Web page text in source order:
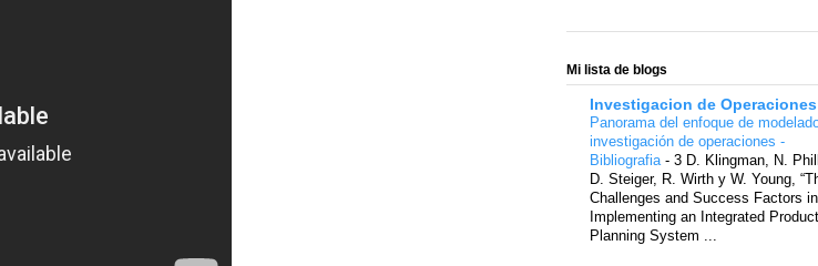
Mi lista de blogs
Investigacion de Operaciones
Panorama del enfoque de
investigación de operaciones -
Bibliografia - 3 D. Klingman, N.
D. Steiger, R. Wirth y W. Young,
Challenges and Success Factors in
Implementing an Integrated
Planning System ...